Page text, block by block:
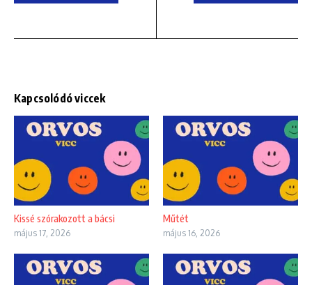
Kapcsolódó viccek
Kissé szórakozott a bácsi
május 17, 2026
Műtét
május 16, 2026